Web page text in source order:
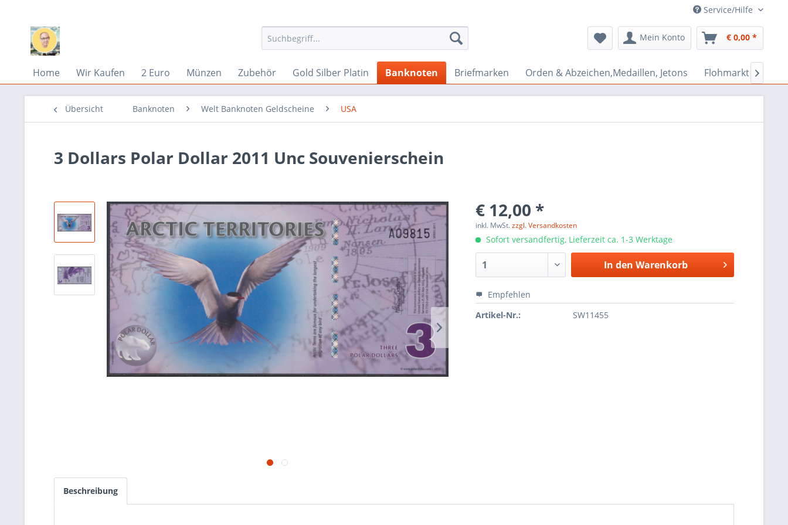
Service/Hilfe
Mein Konto € 0,00 *
Home Wir Kaufen 2 Euro Münzen Zubehör Gold Silber Platin Banknoten Briefmarken Orden & Abzeichen,Medaillen, Jetons Flohmarkt Bazar

Übersicht Banknoten Welt Banknoten Geldscheine USA
3 Dollars Polar Dollar 2011 Unc Souvenierschein
€ 12,00 *
inkl. MwSt.zzgl. Versandkosten
Sofort versandfertig, Lieferzeit ca. 1-3 Werktage
In den Warenkorb
Empfehlen
Artikel-Nr.:
SW11455
Beschreibung